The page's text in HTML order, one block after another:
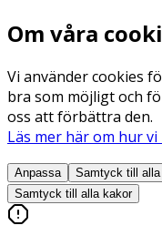
Om våra
Vi använder cookies
bra som möjligt och
oss att förbättra den.
Läs mer här om hur
Anpassa Samtyck till alla
Samtyck till alla kakor